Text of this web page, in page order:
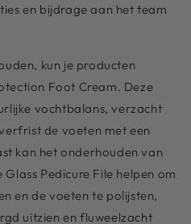
en bijdrage aan het team
kun je producten
Foot Cream. Deze
vochtbalans, verzacht
de voeten met een
kan het onderhouden van
Pedicure File helpen om
en de voeten te polijsten,
uitzien en fluweelzacht